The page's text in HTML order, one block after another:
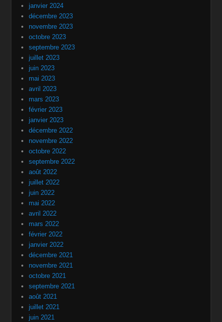
janvier 2024
décembre 2023
novembre 2023
octobre 2023
septembre 2023
juillet 2023
juin 2023
mai 2023
avril 2023
mars 2023
février 2023
janvier 2023
décembre 2022
novembre 2022
octobre 2022
septembre 2022
août 2022
juillet 2022
juin 2022
mai 2022
avril 2022
mars 2022
février 2022
janvier 2022
décembre 2021
novembre 2021
octobre 2021
septembre 2021
août 2021
juillet 2021
juin 2021